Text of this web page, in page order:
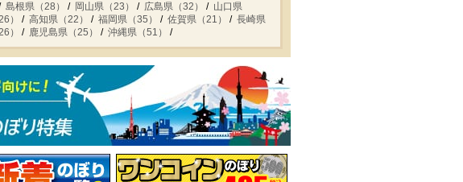
島根県（28） 岡山県（23） 広島県（32）
山口県
） 高知県（22） 福岡県（35） 佐賀県（21）
長崎県
） 鹿児島県（25） 沖縄県（51）